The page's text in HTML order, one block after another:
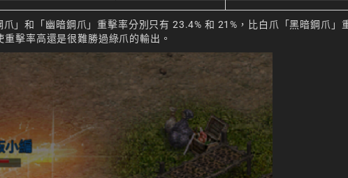
」和「幽暗鋼爪」重擊率分別只有 23.4% 和 21%，比白爪「黑暗鋼爪」
擊率高還是很難勝過綠爪的輸出。